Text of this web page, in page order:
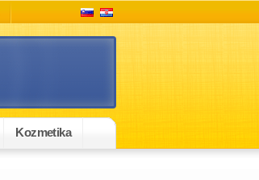
Kozmetika